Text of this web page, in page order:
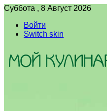
Суббота , 8 Август 2026
Войти
Switch skin